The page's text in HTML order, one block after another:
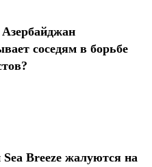
соседям в борьбе
Breeze жалуются на